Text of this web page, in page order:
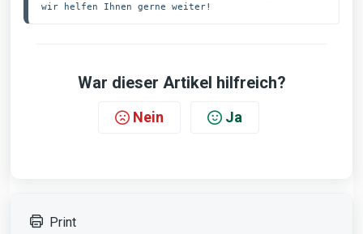
wir helfen Ihnen gerne weiter!
War dieser Artikel hilfreich?
Nein Ja
Print